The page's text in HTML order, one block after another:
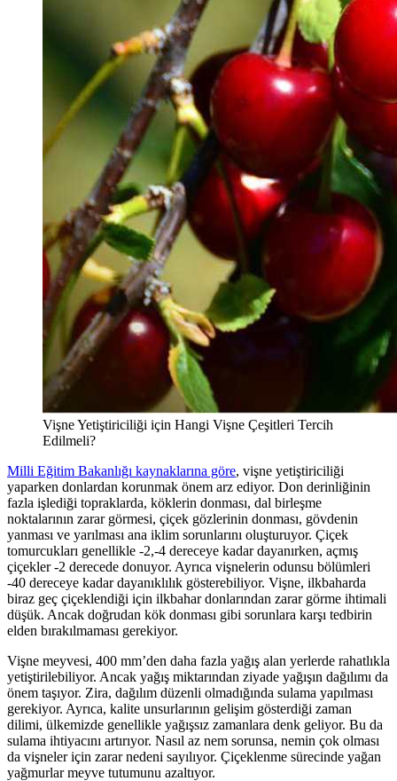
Vişne Yetiştiriciliği için Hangi Vişne Çeşitleri Tercih
Edilmeli?
Milli Eğitim Bakanlığı kaynaklarına göre, vişne yetiştiriciliği
yaparken donlardan korunmak önem arz ediyor. Don derinliğinin
fazla işlediği topraklarda, köklerin donması, dal birleşme
noktalarının zarar görmesi, çiçek gözlerinin donması, gövdenin
yanması ve yarılması ana iklim sorunlarını oluşturuyor. Çiçek
tomurcukları genellikle -2,-4 dereceye kadar dayanırken, açmış
çiçekler -2 derecede donuyor. Ayrıca vişnelerin odunsu bölümleri
-40 dereceye kadar dayanıklılık gösterebiliyor. Vişne, ilkbaharda
biraz geç çiçeklendiği için ilkbahar donlarından zarar görme ihtimali
düşük. Ancak doğrudan kök donması gibi sorunlara karşı tedbirin
elden bırakılmaması gerekiyor.
Vişne meyvesi, 400 mm’den daha fazla yağış alan yerlerde rahatlıkla
yetiştirilebiliyor. Ancak yağış miktarından ziyade yağışın dağılımı da
önem taşıyor. Zira, dağılım düzenli olmadığında sulama yapılması
gerekiyor. Ayrıca, kalite unsurlarının gelişim gösterdiği zaman
dilimi, ülkemizde genellikle yağışsız zamanlara denk geliyor. Bu da
sulama ihtiyacını artırıyor. Nasıl az nem sorunsa, nemin çok olması
da vişneler için zarar nedeni sayılıyor. Çiçeklenme sürecinde yağan
yağmurlar meyve tutumunu azaltıyor.